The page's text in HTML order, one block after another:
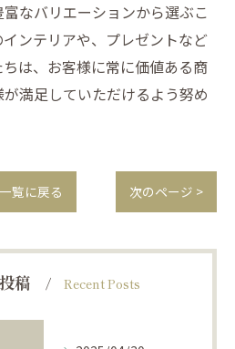
なバリエーションから選ぶこ
ンテリアや、プレゼントなど
は、お客様に常に価値ある商
満足していただけるよう努め
一覧に戻る 次のページ >
稿 Recent Posts